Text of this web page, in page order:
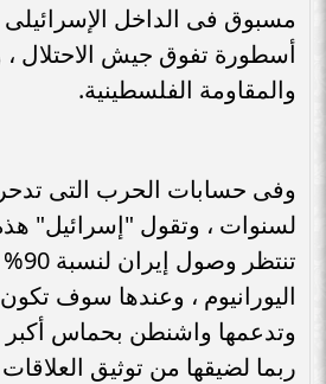
مسبوق فى الداخل الإسرائيلى
أسطورة تفوق جيش الاحتلال ،
والمقاومة الفلسطينية.
وفى حسابات الحرب التى
لسنوات ، وتقول "إسرائيل" هذه
اليورانيوم ، وعندها سوف
وتدعمها واشنطن بحماس أكبر
ربما لضيقها من توثيق